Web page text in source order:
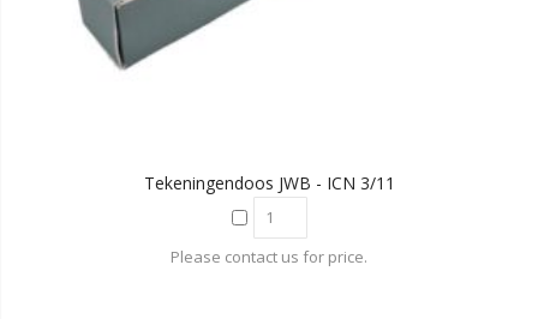
Tekeningendoos JWB - ICN 3/11
Please contact us for price.